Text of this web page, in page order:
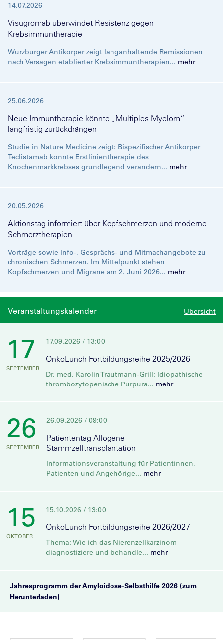
14.07.2026
Visugromab überwindet Resistenz gegen
Krebsimmuntherapie
Würzburger Antikörper zeigt langanhaltende Remissionen
nach Versagen etablierter Krebsimmuntherapien... mehr
25.06.2026
Neue Immuntherapie könnte „Multiples Myelom“
langfristig zurückdrängen
Studie in Nature Medicine zeigt: Bispezifischer Antikörper
Teclistamab könnte Erstlinientherapie des
Knochenmarkkrebses grundlegend verändern... mehr
20.05.2026
Aktionstag informiert über Kopfschmerzen und moderne
Schmerztherapien
Vorträge sowie Info-, Gesprächs- und Mitmachangebote zu
chronischen Schmerzen. Im Mittelpunkt stehen
Kopfschmerzen und Migräne am 2. Juni 2026... mehr
Veranstaltungskalender Übersicht
17
SEPTEMBER
17.09.2026 / 13:00
OnkoLunch Fortbildungsreihe 2025/2026
Dr. med. Karolin Trautmann-Grill: Idiopathische
thrombozytopenische Purpura... mehr
26
SEPTEMBER
26.09.2026 / 09:00
Patiententag Allogene
Stammzelltransplantation
Informationsveranstaltung für Patientinnen,
Patienten und Angehörige... mehr
15
OKTOBER
15.10.2026 / 13:00
OnkoLunch Fortbildungsreihe 2026/2027
Thema: Wie ich das Nierenzellkarzinom
diagnostiziere und behandle... mehr
Jahresprogramm der Amyloidose-Selbsthilfe 2026 (zum
Herunterladen)